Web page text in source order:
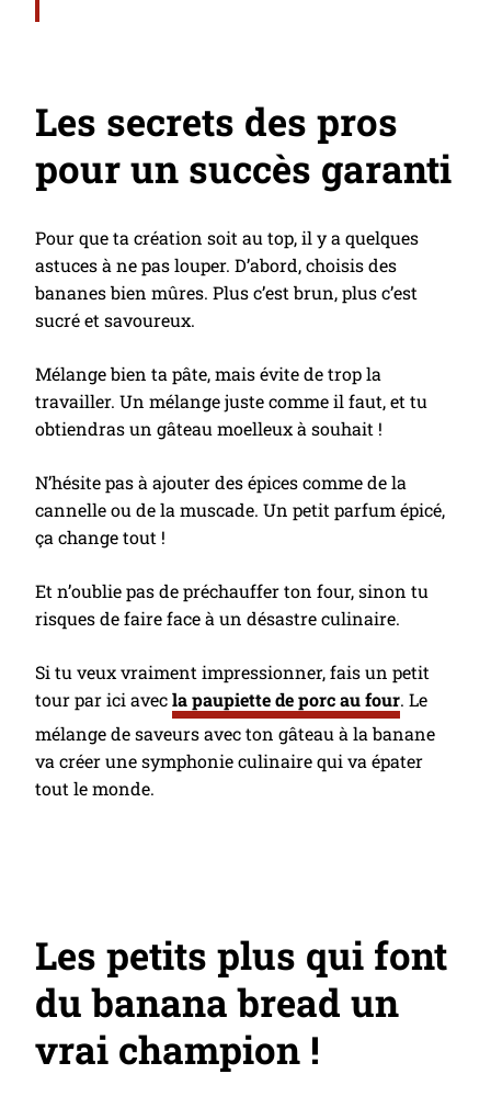
Les secrets des pros
pour un succès garanti
Pour que ta création soit au top, il y a quelques
astuces à ne pas louper. D’abord, choisis des
bananes bien mûres. Plus c’est brun, plus c’est
sucré et savoureux.
Mélange bien ta pâte, mais évite de trop la
travailler. Un mélange juste comme il faut, et tu
obtiendras un gâteau moelleux à souhait !
N’hésite pas à ajouter des épices comme de la
cannelle ou de la muscade. Un petit parfum épicé,
ça change tout !
Et n’oublie pas de préchauffer ton four, sinon tu
risques de faire face à un désastre culinaire.
Si tu veux vraiment impressionner, fais un petit
tour par ici avecla paupiette de porc au four. Le
mélange de saveurs avec ton gâteau à la banane
va créer une symphonie culinaire qui va épater
tout le monde.
Les petits plus qui font
du banana bread un
vrai champion !